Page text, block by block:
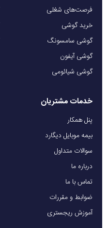
فرصت‌های شغلی
خرید گوشی
گوشی سامسونگ
گوشی آیفون
گوشی شیائومی
خدمات مشتریان
پنل همکار
بیمه موبایل دیگارد
سوالات متداول
درباره ما
تماس با ما
ضوابط و مقررات
آموزش ریجستری